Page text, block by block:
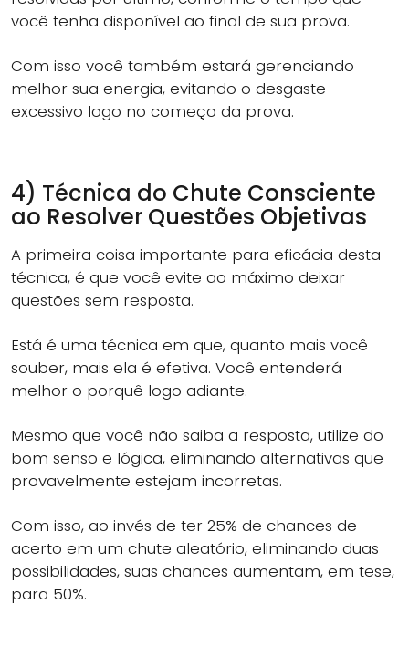
você tenha disponível ao final de sua prova.
Com isso você também estará gerenciando
melhor sua energia, evitando o desgaste
excessivo logo no começo da prova.
4) Técnica do Chute Consciente
ao Resolver Questões Objetivas
A primeira coisa importante para eficácia desta
técnica, é que você evite ao máximo deixar
questões sem resposta.
Está é uma técnica em que, quanto mais você
souber, mais ela é efetiva. Você entenderá
melhor o porquê logo adiante.
Mesmo que você não saiba a resposta, utilize do
bom senso e lógica, eliminando alternativas que
provavelmente estejam incorretas.
Com isso, ao invés de ter 25% de chances de
acerto em um chute aleatório, eliminando duas
possibilidades, suas chances aumentam, em tese,
para 50%.